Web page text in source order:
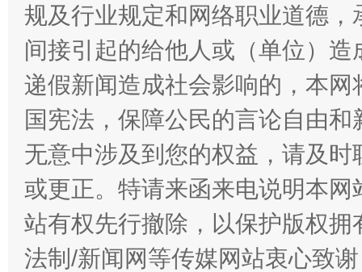
揭开“小金库”的免责幌子
规及行业规定和网络职业道德
间接引起的给他人或（单位）
递假新闻造成社会影响的，本
国宪法，保障公民的言论自由
无意中涉及到您的权益，请及
或更正。特请来函来电说明本
站有权先行撤除，以保护版权
法制/新闻网等传媒网站衷心致